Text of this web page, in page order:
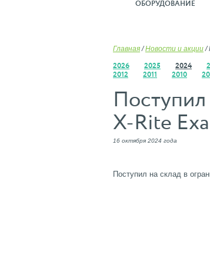
ОБОРУДОВАНИЕ
Главная /Новости и акции /
2026 2025 2024
2012
2011 2010
X-Rite
16 октября 2024 года
Поступил на склад в